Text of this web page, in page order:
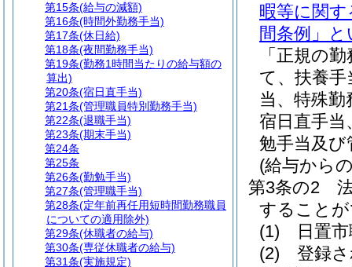
暇等に関す
間条例」
「正規の
て、扶養手
当、特殊
宿日直手当
勉手当及
(給与から
第3条の2
すること
(1)
日置
(2)
登録
第15条(給与の減額)
第16条(時間外勤務手当)
第17条(休日給)
第18条(夜間勤務手当)
第19条(勤務1時間当たりの給与額の
算出)
第20条(宿日直手当)
第21条(管理職員特別勤務手当)
第22条(退職手当)
第23条(期末手当)
第24条
第25条
第26条(勤勉手当)
第27条(管理職手当)
第28条(定年前再任用短時間勤務職員
についての適用除外)
第29条(休職者の給与)
第30条(専従休職者の給与)
第31条(実施規定)